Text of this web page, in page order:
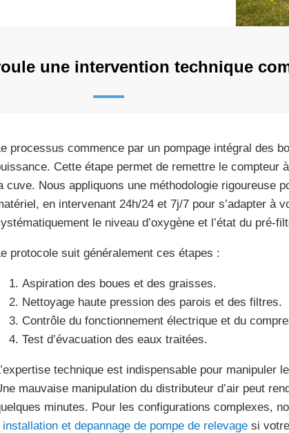
une intervention technique
processus commence par un pompage intégral des
Cette étape permet de remettre le compteur
cuve. Nous appliquons une méthodologie rigoureuse
en intervenant 24h/24 et 7j/7 pour s’adapter à
le niveau d’oxygène et l’état du pré-
protocole suit généralement ces étapes :
Aspiration des boues et des graisses.
Nettoyage haute pression des parois et des filtres.
Contrôle du fonctionnement électrique et du
Test d’évacuation des eaux traitées.
technique est indispensable pour manipuler
mauvaise manipulation du distributeur d’air peut
minutes. Pour les configurations complexes,
installation et depannage de pompe de relevagesi votre